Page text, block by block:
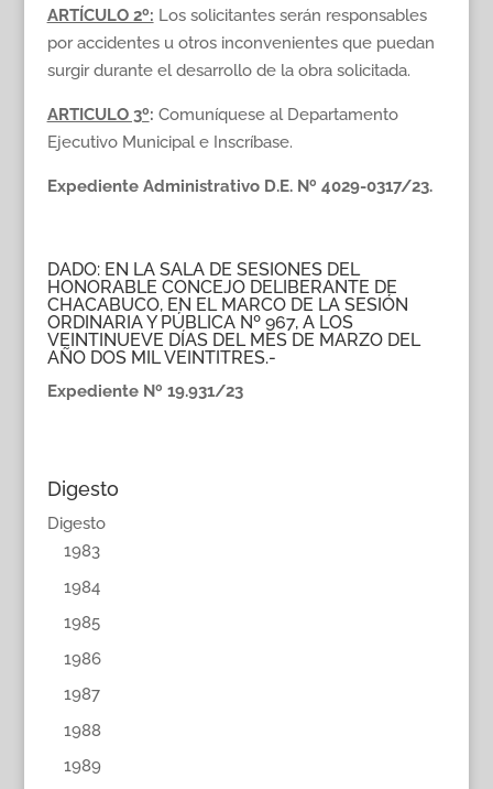
ARTÍCULO 2º: Los solicitantes serán responsables
por accidentes u otros inconvenientes que puedan
surgir durante el desarrollo de la obra solicitada.
ARTICULO 3º: Comuníquese al Departamento
Ejecutivo Municipal e Inscríbase.
Expediente Administrativo D.E. Nº 4029-0317/23.
DADO: EN LA SALA DE SESIONES DEL
HONORABLE CONCEJO DELIBERANTE DE
CHACABUCO, EN EL MARCO DE LA SESIÓN
ORDINARIA Y PÚBLICA Nº 967, A LOS
VEINTINUEVE DÍAS DEL MES DE MARZO DEL
AÑO DOS MIL VEINTITRES.-
Expediente Nº 19.931/23
Digesto
Digesto
1983
1984
1985
1986
1987
1988
1989